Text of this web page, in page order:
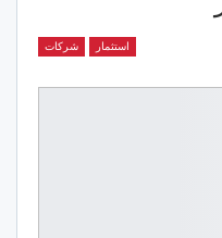
استثمار شركات